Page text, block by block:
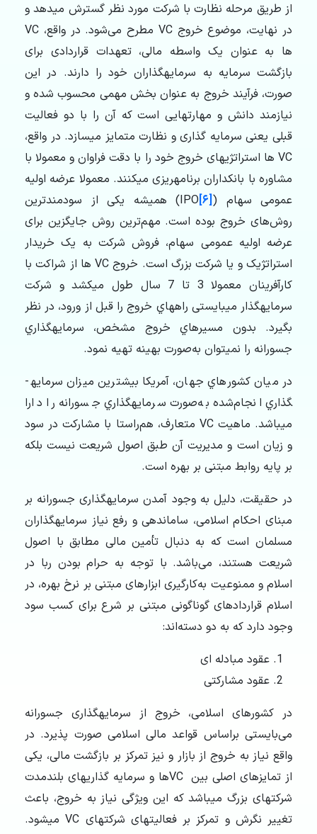
از طریق مرحله نظارت با شرکت مورد نظر گسترش می­دهد و
در نهایت، موضوع خروج VC مطرح می‌شود. در واقع، VC
ها به ‌عنوان یک واسطه مالی، تعهدات قراردادی برای
بازگشت سرمایه به سرمایه­گذاران خود را دارند. در این
صورت، فرآیند خروج به ‌عنوان بخش مهمی محسوب شده و
نیازمند دانش و مهارت­هایی است که آن را با دو فعالیت
قبلی یعنی سرمایه­ گذاری و نظارت متمایز می­سازد. در واقع،
VC ها استراتژی­های خروج خود را با دقت فراوان و معمولا با
مشاوره با بانکداران برنامه­ریزی می­کنند. معمولا عرضه اولیه
عمومی سهام (IPO[۶]
) همیشه یکی از سودمندترین
روش‌های خروج بوده است. مهم‌ترین روش جایگزین برای
عرضه اولیه عمومی سهام، فروش شرکت به یک خریدار
استراتژیک و یا شرکت بزرگ است. خروج VC ها از شراكت با
كارآفرينان معمولا 3 تا 7 سال طول مي­كشد و شرکت
سرمایه­گذار مي­بايستی راه­هاي خروج را قبل از ورود، در نظر
بگیرد. بدون مسيرهاي خروج مشخص، سرمايه­گذاري
جسورانه را نمي­توان به‌صورت بهينه تهيه نمود.
در ميان كشورهاي جهان، آمريكا بيشترين ميزان سرمايه­
گذاري انجام‌شده به‌صورت سرمايه­گذاري جسورانه را دارا
مي­باشد. ماهیت VC متعارف، هم‌راستا با مشارکت در سود
و زیان است و مدیریت آن طبق اصول شریعت نیست بلکه
بر پایه روابط مبتنی بر بهره است.
در حقیقت، دلیل به وجود آمدن سرمایه­گذاری جسورانه بر
مبنای احکام اسلامی، ساماندهی و رفع نیاز سرمایه­گذاران
مسلمان است که به دنبال تأمین مالی مطابق با اصول
شریعت هستند، می‌باشد. با توجه به حرام بودن ربا در
اسلام و ممنوعیت به‌کارگیری ابزارهای مبتنی بر نرخ بهره، در
اسلام قراردادهای گوناگونی مبتنی بر شرع برای کسب سود
وجود دارد که به دو دسته‌اند:
عقود مبادله ­ای
عقود مشارکتی
در کشورهای اسلامی، خروج از سرمایه­گذاری جسورانه
می‌بایستی براساس قواعد مالی اسلامی صورت پذیرد. در
واقع نیاز به خروج از بازار و نیز تمرکز بر بازگشت مالی، یکی
از تمایزهای اصلی بین VCها و سرمایه­ گذاری­های بلندمدت
شرکت­های بزرگ می­باشد که این ویژگی نیاز به خروج، باعث
تغییر نگرش و تمرکز بر فعالیت­های شرکت­های VC می­شود.